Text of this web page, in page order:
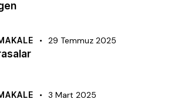
29 Temmuz 2025
3 Mart 2025